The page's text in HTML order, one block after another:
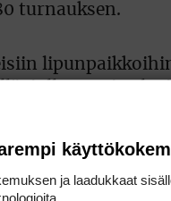
ja laadukkaat
turnauksen.
jolla moni
hän pelasi
riskit”, Korda